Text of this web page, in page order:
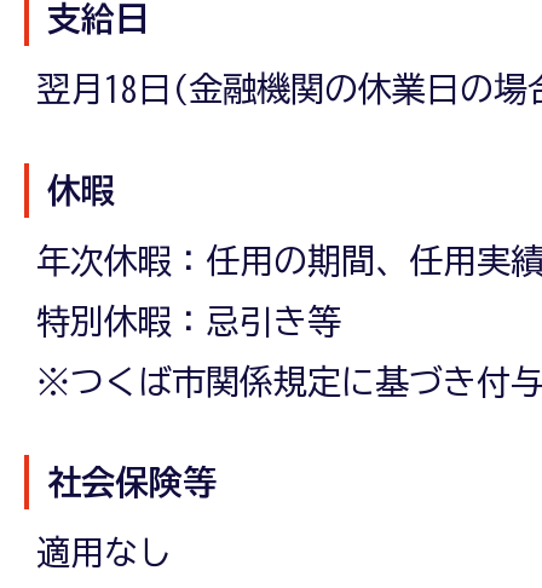
支給日
翌月18日(金融機関の休業日の
休暇
年次休暇：任用の期間、任用実
特別休暇：忌引き等
※つくば市関係規定に基づき付
社会保険等
適用なし